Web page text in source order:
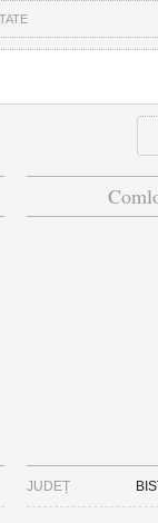
JUDEȚ